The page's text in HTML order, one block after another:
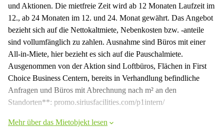
und Aktionen. Die mietfreie Zeit wird ab 12 Monaten Laufzeit im
12., ab 24 Monaten im 12. und 24. Monat gewährt. Das Angebot
bezieht sich auf die Nettokaltmiete, Nebenkosten bzw. -anteile
sind vollumfänglich zu zahlen. Ausnahme sind Büros mit einer
All-in-Miete, hier bezieht es sich auf die Pauschalmiete.
Ausgenommen von der Aktion sind Loftbüros, Flächen in First
Choice Business Centern, bereits in Verhandlung befindliche
Anfragen und Büros mit Abrechnung nach m² an den
Standorten**: promo.siriusfacilities.com/p1intern/
Mehr über das Mietobjekt lesen